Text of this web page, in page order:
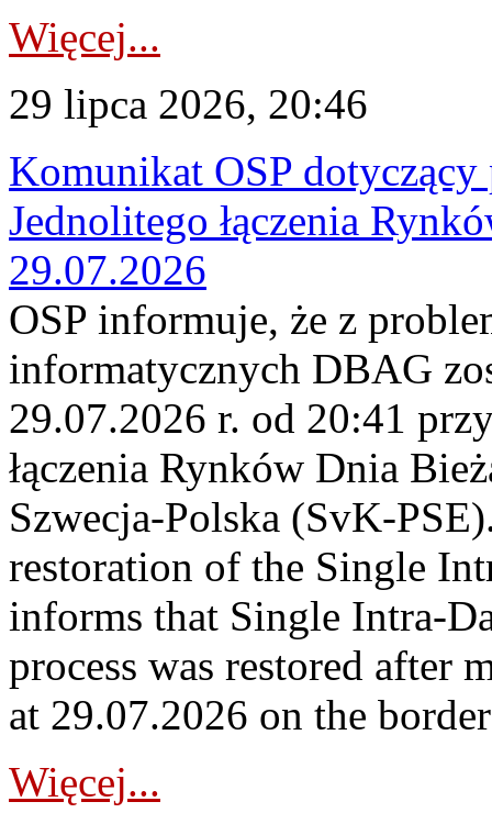
Więcej...
29 lipca 2026, 20:46
Komunikat OSP
Jednolitego łączenia
29.07.2026
OSP informuje, że z
informatycznych DBAG
29.07.2026 r. od 20:41
łączenia Rynków Dnia
Szwecja-Polska (SvK-
restoration of the Single
informs that Single Intra-
process was restored after
at 29.07.2026 on the
Więcej...